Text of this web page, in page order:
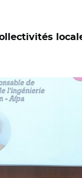
(Afpa) et